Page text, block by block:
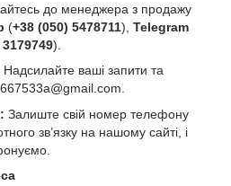
до менеджера з продажу
(+38 (050) 5478711), Telegram
).
Надсилайте ваші запити та
.
Залиште свій номер телефону
зв’язку на нашому сайті, і